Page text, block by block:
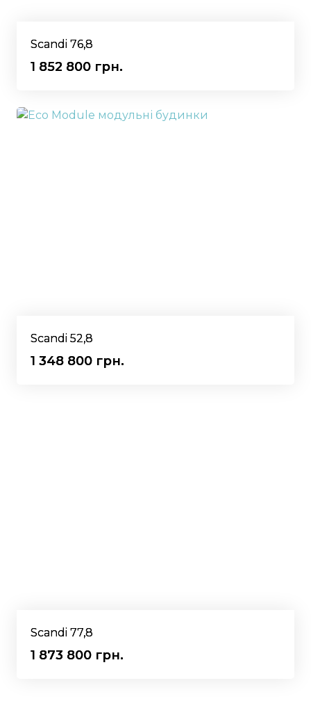
Scandi 76,8
1 852 800 грн.
Scandi 52,8
1 348 800 грн.
Scandi 77,8
1 873 800 грн.